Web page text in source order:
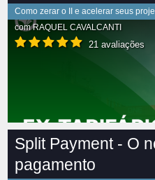
Como zerar o II e acelerar seus
comRAQUEL CAVALCANTI
21 avaliações
Split Payment - O
pagamento